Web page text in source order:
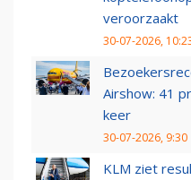
veroorzaakt
30-07-2026,
Airshow: 41
keer
30-07-2026, 9:30
KLM ziet